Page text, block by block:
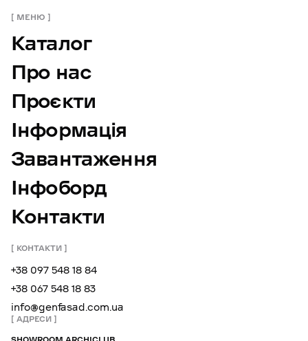
МЕНЮ
Каталог
Про нас
Проєкти
Інформація
Завантаження
Інфоборд
Контакти
КОНТАКТИ
+38 097 548 18 84
+38 067 548 18 83
info@genfasad.com.ua
АДРЕСИ